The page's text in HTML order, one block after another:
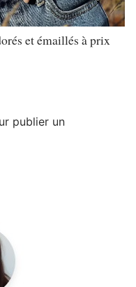
et émaillés à prix
publier un